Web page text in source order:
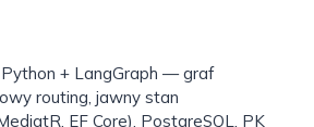
Python + LangGraph — graf
routing, jawny stan
EF Core), PostgreSQL, PK